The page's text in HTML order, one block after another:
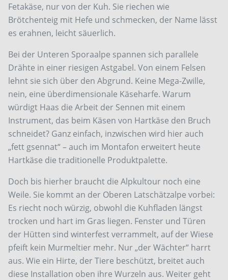
Fetakäse, nur von der Kuh. Sie riechen wie
Brötchenteig mit Hefe und schmecken, der Name lässt
es erahnen, leicht säuerlich.
Bei der Unteren Sporaalpe spannen sich parallele
Drähte in einer riesigen Astgabel. Von einem Felsen
lehnt sie sich über den Abgrund. Keine Mega-Zwille,
nein, eine überdimensionale Käseharfe. Warum
würdigt Haas die Arbeit der Sennen mit einem
Instrument, das beim Käsen von Hartkäse den Bruch
schneidet? Ganz einfach, inzwischen wird hier auch
„fett gsennat“ – auch im Montafon erweitert heute
Hartkäse die traditionelle Produktpalette.
Doch bis hierher braucht die Alpkultour noch eine
Weile. Sie kommt an der Oberen Latschätzalpe vorbei:
Es riecht noch würzig, obwohl die Kuhfladen längst
trocken und hart im Gras liegen. Fenster und Türen
der Hütten sind winterfest verrammelt, auf der Wiese
pfeift kein Murmeltier mehr. Nur „der Wächter“ harrt
aus. Wie ein Hirte, der Tiere beschützt, breitet auch
diese Installation oben ihre Wurzeln aus. Weiter geht